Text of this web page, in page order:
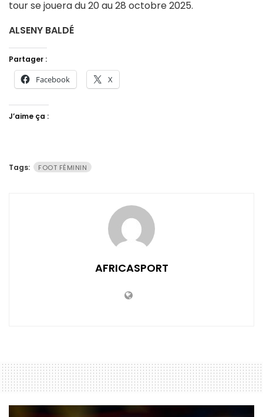
tour se jouera du 20 au 28 octobre 2025.
ALSENY BALDÉ
Partager :
Facebook X
J’aime ça :
Tags: FOOT FÉMININ
AFRICASPORT